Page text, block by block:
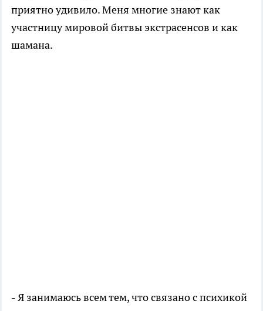
приятно удивило. Меня многие знают как
участницу мировой битвы экстрасенсов и как
шамана.
- Я занимаюсь всем тем, что связано с психикой